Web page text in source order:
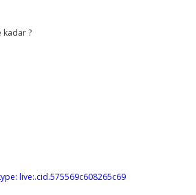
kadar ?
live:.cid.575569c608265c69